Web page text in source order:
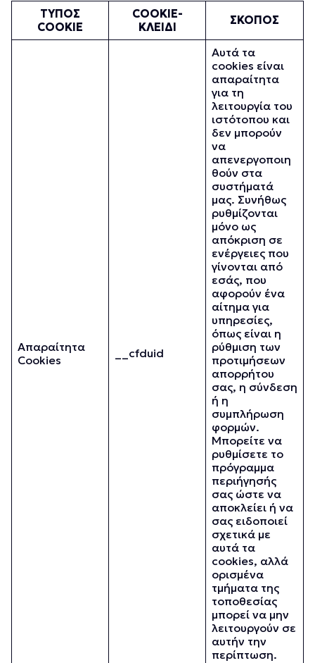
ΤΥΠΟΣ
COOKIE
COOKIE-
ΚΛΕΙΔΙ
ΣΚΟΠΟΣ
Απαραίτητα
Cookies
__cfduid
Αυτά τα
cookies είναι
απαραίτητα
για τη
λειτουργία του
ιστότοπου και
δεν μπορούν
να
απενεργοποιη
θούν στα
συστήματά
μας. Συνήθως
ρυθμίζονται
μόνο ως
απόκριση σε
ενέργειες που
γίνονται από
εσάς, που
αφορούν ένα
αίτημα για
υπηρεσίες,
όπως είναι η
ρύθμιση των
προτιμήσεων
απορρήτου
σας, η σύνδεση
ή η
συμπλήρωση
φορμών.
Μπορείτε να
ρυθμίσετε το
πρόγραμμα
περιήγησής
σας ώστε να
αποκλείει ή να
σας ειδοποιεί
σχετικά με
αυτά τα
cookies, αλλά
ορισμένα
τμήματα της
τοποθεσίας
μπορεί να μην
λειτουργούν σε
αυτήν την
περίπτωση.